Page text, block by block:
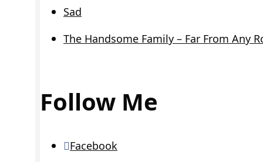
Sad
The Handsome Family – Far From Any
Follow Me
Facebook